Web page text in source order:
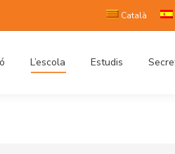
Català
L’escola Estudis